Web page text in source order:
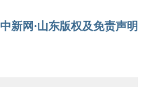
中新网·山东版权及免责声明